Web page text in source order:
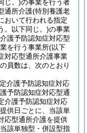
じ。)の事業を行う者
通所介護(特別養護老
おいて行われる指定
。以下同じ。)の事業
護予防認知症対応型
を行う事業所(以下
対応型通所介護事業
員数は、次のとおり
介護予防認知症対応
予防認知症対応型通
介護予防認知症対応
供日ごとに、当該単
応型通所介護を提供
該単独型・併設型指